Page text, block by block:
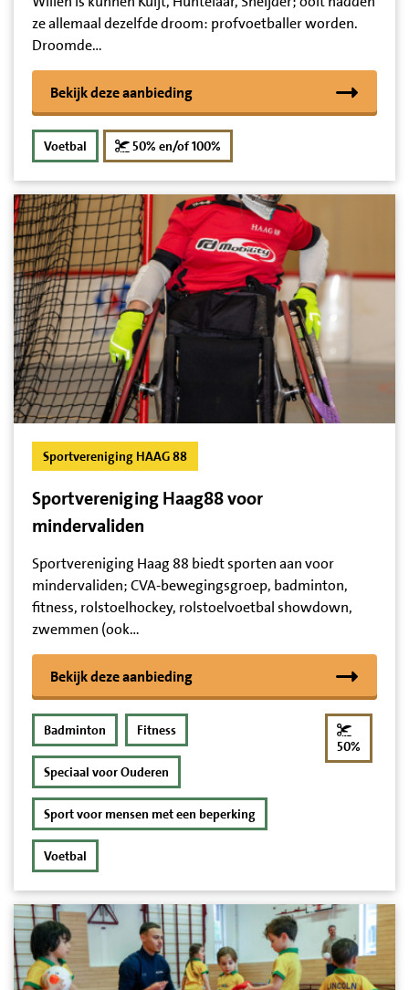
ze allemaal dezelfde droom: profvoetballer worden.
Droomde…
Bekijk deze aanbieding
Voetbal 50% en/of 100%
Sportvereniging HAAG 88
Sportvereniging Haag88 voor
mindervaliden
Sportvereniging Haag 88 biedt sporten aan voor
mindervaliden; CVA-bewegingsgroep, badminton,
fitness, rolstoelhockey, rolstoelvoetbal showdown,
zwemmen (ook…
Bekijk deze aanbieding
Badminton Fitness
Speciaal voor Ouderen
Sport voor mensen met een beperking
Voetbal
50%